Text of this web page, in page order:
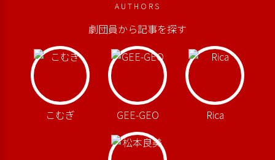
AUTHORS
劇団員から記事を探す
こむぎ GEE-GEO Rica